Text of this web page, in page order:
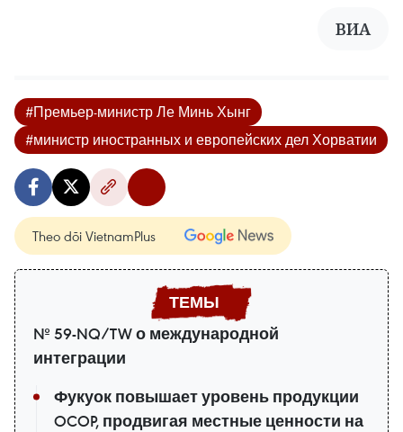
ВИА
#Премьер-министр Ле Минь Хынг
#министр иностранных и европейских дел Хорватии
Theo dõi VietnamPlus
№ 59-NQ/TW о международной
интеграции
Фукуок повышает уровень продукции
OCOP, продвигая местные ценности на